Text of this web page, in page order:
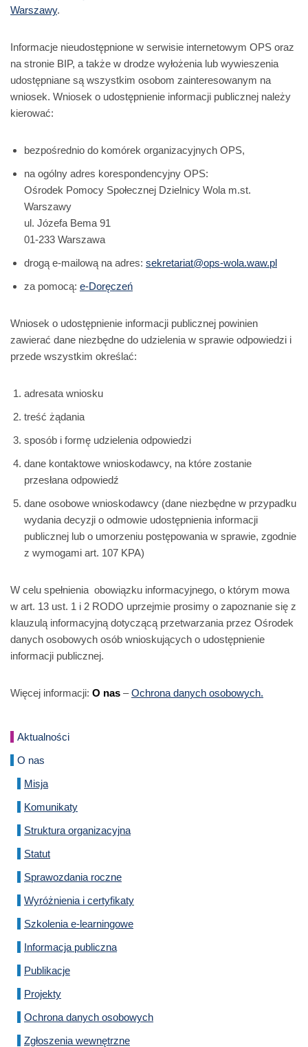
Warszawy.
Informacje nieudostępnione w serwisie internetowym OPS oraz
na stronie BIP, a także w drodze wyłożenia lub wywieszenia
udostępniane są wszystkim osobom zainteresowanym na
wniosek. Wniosek o udostępnienie informacji publicznej należy
kierować:
bezpośrednio do komórek organizacyjnych OPS,
na ogólny adres korespondencyjny OPS:
Ośrodek Pomocy Społecznej Dzielnicy Wola m.st.
Warszawy
ul. Józefa Bema 91
01-233 Warszawa
drogą e-mailową na adres: sekretariat@ops-wola.waw.pl
za pomocą: e-Doręczeń
Wniosek o udostępnienie informacji publicznej powinien
zawierać dane niezbędne do udzielenia w sprawie odpowiedzi i
przede wszystkim określać:
adresata wniosku
treść żądania
sposób i formę udzielenia odpowiedzi
dane kontaktowe wnioskodawcy, na które zostanie
przesłana odpowiedź
dane osobowe wnioskodawcy (dane niezbędne w przypadku
wydania decyzji o odmowie udostępnienia informacji
publicznej lub o umorzeniu postępowania w sprawie, zgodnie
z wymogami art. 107 KPA)
W celu spełnienia obowiązku informacyjnego, o którym mowa
w art. 13 ust. 1 i 2 RODO uprzejmie prosimy o zapoznanie się z
klauzulą informacyjną dotyczącą przetwarzania przez Ośrodek
danych osobowych osób wnioskujących o udostępnienie
informacji publicznej.
Więcej informacji: O nas –Ochrona danych osobowych.
Aktualności
O nas
Misja
Komunikaty
Struktura organizacyjna
Statut
Sprawozdania roczne
Wyróżnienia i certyfikaty
Szkolenia e-learningowe
Informacja publiczna
Publikacje
Projekty
Ochrona danych osobowych
Zgłoszenia wewnętrzne